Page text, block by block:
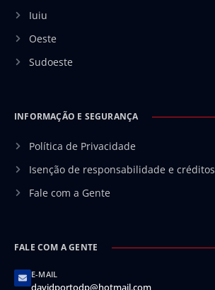
Iuiu
Oeste
Sudoeste
INFORMAÇÃO E SEGURANÇA
Política de Privacidade
Isenção de responsabilidade e créditos
Fale com a Gente
FALE COM A GENTE
E-MAIL
davidportodp@hotmail.com